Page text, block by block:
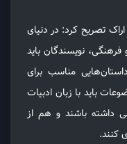
تصریح کرد: در دنیای
نویسندگان باید
مناسب برای
باید با زبان ادبیات
داشته باشند و هم از
کنند.